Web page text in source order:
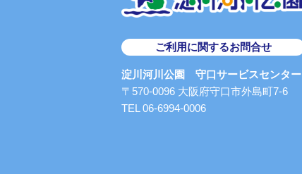
ご利用に関するお問合せ
淀川河川公園 守口サービスセンター
〒570-0096 大阪府守口市外島町7-6
TEL 06-6994-0006